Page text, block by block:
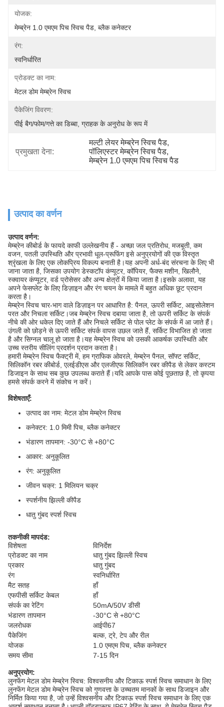
योजक:
मेम्ब्रेन 1.0 एमएम पिच स्विच पैड, ब्लैक कनेक्टर
रंग:
स्वनिर्धारित
प्रोडक्ट का नाम:
मेटल डोम मेम्ब्रेन स्विच
पैकेजिंग विवरण:
पीई बैग/फोम/गत्ते का डिब्बा, ग्राहक के अनुरोध के रूप में
प्रमुखता देना:
मल्टी लेयर मेम्ब्रेन स्विच पैड,
पॉलिएस्टर मेम्ब्रेन स्विच पैड,
मेम्ब्रेन 1.0 एमएम पिच स्विच पैड
उत्पाद का वर्णन
उत्पाद वर्णन:
मेम्ब्रेन कीबोर्ड के फायदे काफी उल्लेखनीय हैं - अच्छा जल प्रतिरोध, मजबूती, कम
वजन, पतली उपस्थिति और प्रभावी धूल-प्रूफिंग इसे अनुप्रयोगों की एक विस्तृत
श्रृंखला के लिए एक लोकप्रिय विकल्प बनाती है।यह अपनी अर्ध-बंद संरचना के लिए भी
जाना जाता है, जिसका उपयोग डेस्कटॉप कंप्यूटर, कॉपियर, फैक्स मशीन, खिलौने,
स्क्वायर कंप्यूटर, वर्ड प्रोसेसर और अन्य क्षेत्रों में किया जाता है।इसके अलावा, यह
अपने फेसप्लेट के लिए डिज़ाइन और रंग चयन के मामले में बहुत अधिक छूट प्रदान
करता है।
मेम्ब्रेन स्विच चार-भाग वाले डिज़ाइन पर आधारित है: पैनल, ऊपरी सर्किट, आइसोलेशन
परत और निचला सर्किट।जब मेम्ब्रेन स्विच दबाया जाता है, तो ऊपरी सर्किट के संपर्क
नीचे की ओर धकेल दिए जाते हैं और निचले सर्किट से पोल प्लेट के संपर्क में आ जाते हैं।
उंगली को छोड़ने से ऊपरी सर्किट संपर्क वापस उछल जाते हैं, सर्किट विभाजित हो जाता
है और सिग्नल चालू हो जाता है।यह मेम्ब्रेन स्विच को उसकी आकर्षक उपस्थिति और
उच्च स्तरीय सीलिंग प्रदर्शन प्रदान करता है।
हमारी मेम्ब्रेन स्विच फैक्ट्री में, हम ग्राफिक ओवरले, मेम्ब्रेन पैनल, सॉफ्ट सर्किट,
सिलिकॉन रबर कीबोर्ड, एलईडीएस और एलजीएफ सिलिकॉन रबर कीपैड से लेकर कस्टम
डिजाइन के साथ सब कुछ उपलब्ध कराते हैं।यदि आपके पास कोई पूछताछ है, तो कृपया
हमसे संपर्क करने में संकोच न करें।
विशेषताएँ:
उत्पाद का नाम: मेटल डोम मेम्ब्रेन स्विच
कनेक्टर: 1.0 मिमी पिच, ब्लैक कनेक्टर
भंडारण तापमान: -30°C से +80°C
आकार: अनुकूलित
रंग: अनुकूलित
जीवन चक्र: 1 मिलियन चक्र
स्पर्शनीय झिल्ली कीपैड
धातु गुंबद स्पर्श स्विच
तकनीकी मापदंड:
विशेषता
विनिर्देश
प्रोडक्ट का नाम
धातु गुंबद झिल्ली स्विच
प्रकार
धातु गुंबद
रंग
स्वनिर्धारित
मैट सतह
हाँ
एफपीसी सर्किट केबल
हाँ
संपर्क का रेटिंग
50mA/50V डीसी
भंडारण तापमान
-30°C से +80°C
जलरोधक
आईपी67
पैकेजिंग
बल्क, ट्रे, टेप और रील
योजक
1.0 एमएम पिच, ब्लैक कनेक्टर
समय सीमा
7-15 दिन
अनुप्रयोग:
लुनफेंग मेटल डोम मेम्ब्रेन स्विच: विश्वसनीय और टिकाऊ स्पर्श स्विच समाधान के लिए
लुनफेंग मेटल डोम मेम्ब्रेन स्विच को गुणवत्ता के उच्चतम मानकों के साथ डिजाइन और
निर्मित किया गया है, जो उन्हें विश्वसनीय और टिकाऊ स्पर्श स्विच समाधान के लिए एक